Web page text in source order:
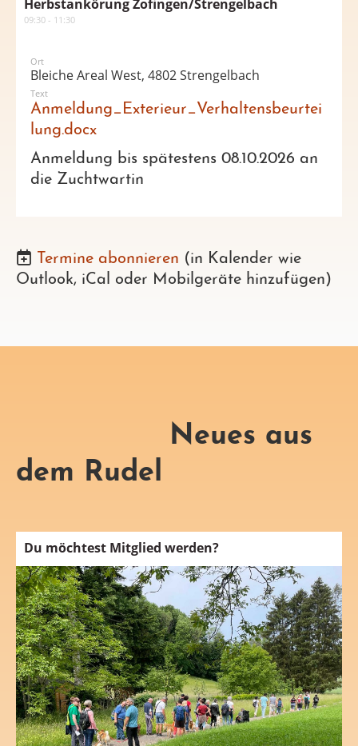
Herbstankörung Zofingen/Strengelbach
09:30 - 11:30
Ort
Bleiche Areal West, 4802 Strengelbach
Text
Anmeldung_Exterieur_Verhaltensbeurtei
lung.docx
Anmeldung bis spätestens 08.10.2026 an
die Zuchtwartin
Termine abonnieren (in Kalender wie
Outlook, iCal oder Mobilgeräte hinzufügen)
Neues aus
dem Rudel
Du möchtest Mitglied werden?